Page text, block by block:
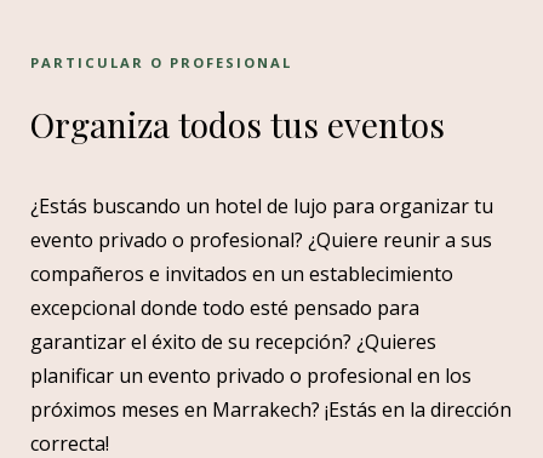
PARTICULAR O PROFESIONAL
Organiza todos tus eventos
¿Estás buscando un hotel de lujo para organizar tu
evento privado o profesional? ¿Quiere reunir a sus
compañeros e invitados en un establecimiento
excepcional donde todo esté pensado para
garantizar el éxito de su recepción? ¿Quieres
planificar un evento privado o profesional en los
próximos meses en Marrakech? ¡Estás en la dirección
correcta!